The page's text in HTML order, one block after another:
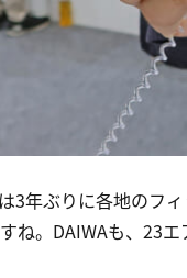
3年ぶりに各地のフ
ね。DAIWAも、23